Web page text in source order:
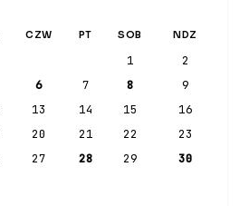
CZW PT SOB NDZ
1
2
6 7 8
9
13 14 15
16
20 21 22
23
27 28 29
30